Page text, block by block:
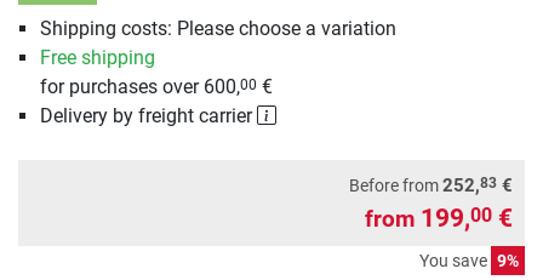
Shipping costs: Please choose a variation
Free shipping
for purchases over 600,00 €
Delivery by freight carrier
Before from252,83 €
from 199,00 €
You save 9%